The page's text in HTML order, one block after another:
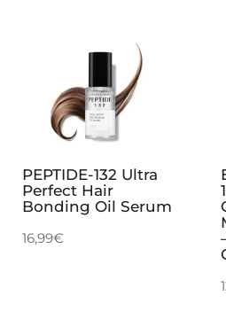
PEPTIDE-132 Ultra
Perfect Hair
Bonding Oil Serum
16,99€